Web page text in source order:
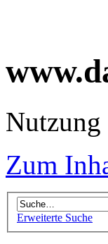
Zum
Erweiterte Suche